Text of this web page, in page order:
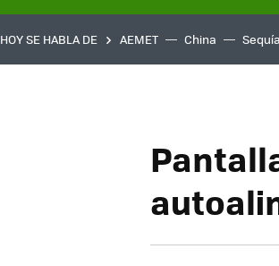
HOY SE HABLA DE AEMET China Sequía